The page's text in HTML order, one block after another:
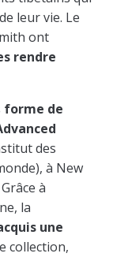
leur vie. Le
ont
rendre
forme de
des
à New
à
la
une
collection,